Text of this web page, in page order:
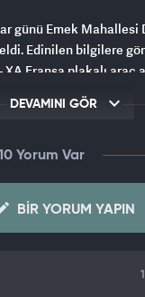
günü Emek Mahallesi
Edinilen bilgilere
XA Fransa plakalı araç
çıkarken
çarptı. O sırada park
tekerinin patinaj çektiği
aracı elleriyle
DEVAMINI GÖR
Yorum Var
BIR YORUM YAPIN